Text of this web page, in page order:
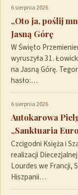
6 sierpnia 2026
„Oto ja, poślij
Jasną Górę
W Święto
wyruszyła 31.
na Jasną Górę.
hasło:…
6 sierpnia 2026
Autokarowa
„Sanktuaria
Czcigodni Księża i
realizacji
Lourdes we Francji,
Hiszpanii…